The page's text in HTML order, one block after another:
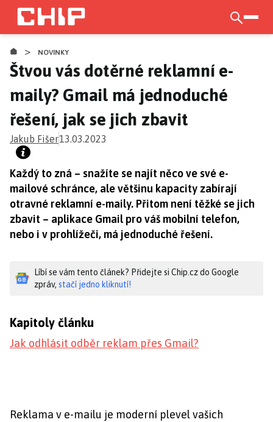
Přejít
hlavnímu
obsahu
> NOVINKY
Štvou vás dotěrné reklamní e-
maily? Gmail má jednoduché
řešení, jak se jich zbavit
Jakub Fišer13.03.2023
Každý to zná – snažíte se najít něco ve své e-
mailové schránce, ale většinu kapacity zabírají
otravné reklamní e-maily. Přitom není těžké se jich
zbavit – aplikace Gmail pro váš mobilní telefon,
nebo i v prohlížeči, má jednoduché řešení.
Líbí se vám tento článek? Přidejte si Chip.cz do Google
zpráv, stačí jedno kliknutí!
Kapitoly článku
Jak odhlásit odběr reklam přes Gmail?
Reklama v e-mailu je moderní plevel vašich